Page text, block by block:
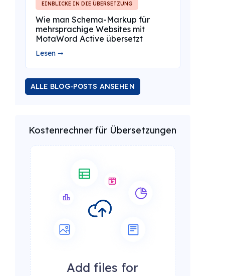
EINBLICKE IN DIE ÜBERSETZUNG
Wie man Schema-Markup für
mehrsprachige Websites mit
MotaWord Active übersetzt
Lesen ➞
ALLE BLOG-POSTS ANSEHEN
Kostenrechner für Übersetzungen
Add files for